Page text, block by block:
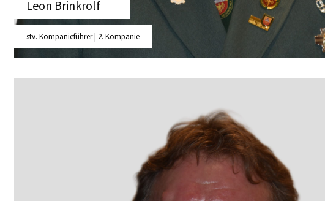
Leon Brinkrolf
stv. Kompanieführer | 2. Kompanie